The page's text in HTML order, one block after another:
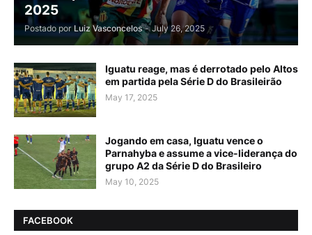
2025
Postado por Luiz Vasconcelos - July 26, 2025
Iguatu reage, mas é derrotado pelo Altos
em partida pela Série D do Brasileirão
May 17, 2025
Jogando em casa, Iguatu vence o
Parnahyba e assume a vice-liderança do
grupo A2 da Série D do Brasileiro
May 10, 2025
FACEBOOK